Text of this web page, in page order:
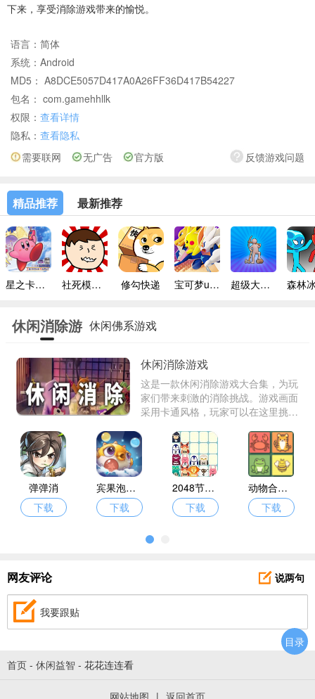
下来，享受消除游戏带来的愉悦。
语言： 简体
系统： Android
MD5： A8DCE5057D417A0A26FF36D417B54227
包名： com.gamehhllk
权限： 查看详情
隐私： 查看隐私
反馈游戏问题
需要联网 无广告 官方版
精品推荐 最新推荐
星之卡比镜之迷宫手机版 社死模拟器无广告版 修勾快递 宝可梦unite 超级大富翁
休闲消除游
戏
休闲佛系游戏
休闲消除游戏
这是一款休闲消除游戏大合集，为玩
家们带来刺激的消除挑战。游戏画面
采用卡通风格，玩家可以在这里挑战
消除屏幕上的砖块。如果你喜欢这个
游戏集合，赶快来下载吧！
弹弹消
下载
宾果泡泡龙
下载
2048节奏消除
下载
动物合合消
下载
网友评论 说两句
我要跟贴
首页 - 休闲益智 - 花花连连看
网站地图 | 返回首页
目录